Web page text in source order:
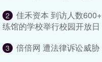
2
佳禾资本 到访人数
练馆的学校举行校园开放日
3 倍倍网 遭法律诉讼威